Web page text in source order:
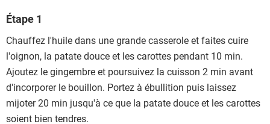
Étape 1
Chauffez l'huile dans une grande casserole et faites cuire
l'oignon, la patate douce et les carottes pendant 10 min.
Ajoutez le gingembre et poursuivez la cuisson 2 min avant
d'incorporer le bouillon. Portez à ébullition puis laissez
mijoter 20 min jusqu'à ce que la patate douce et les carottes
soient bien tendres.